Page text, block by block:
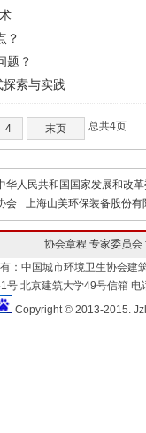
？
题？
索与实践
4 末页 总共4页
华人民共和国国家发展和改
会 上海山美环保装备股份有
协会章程 专家委员会
：中国城市环境卫生协会建
号 北京建筑大学49号信箱
Copyright © 2013-2015.